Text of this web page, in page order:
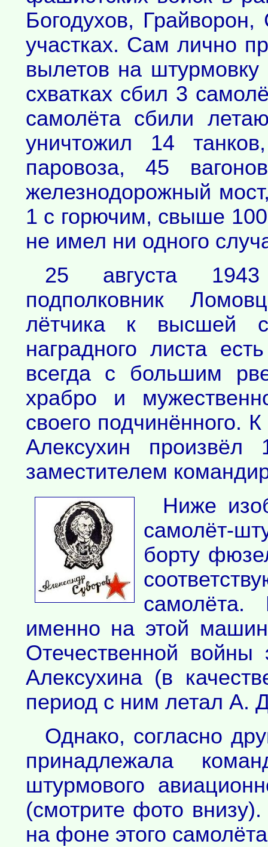
Богодухов,
участках. Сам лично
вылетов на
схватках сбил 3
самолёта сбили
уничтожил 14
паровоза, 45
железнодорожный
1 с горючим, свыше
не имел ни одного
25 августа
подполковник
лётчика к высшей
наградного листа
всегда с большим
храбро и
своего подчинённого.
Алексухин
заместителем
Ниже
самолёт-
борту
самолёта.
именно на этой
Отечественной войны
Алексухина (в
период с ним летал А.
Однако, согласно
принадлежала
штурмового
(смотрите фото
на фоне этого